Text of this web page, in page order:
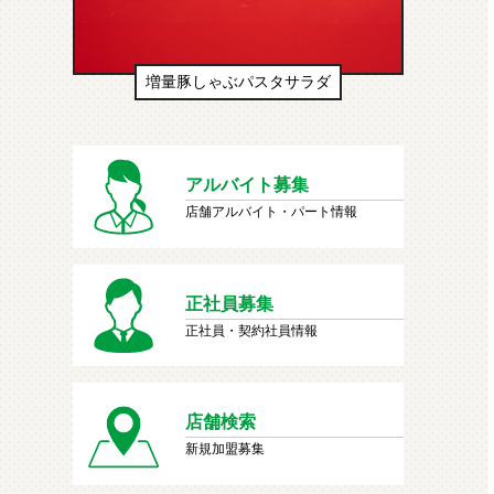
生ドーナツ（わたあめ味風）
アルバイト募集
店舗アルバイト・パート情報
正社員募集
正社員・契約社員情報
店舗検索
新規加盟募集